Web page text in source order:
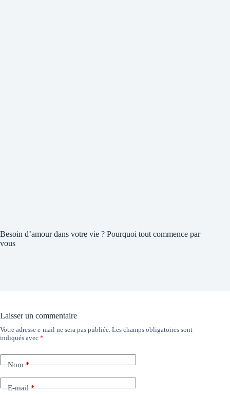
Besoin d’amour dans votre vie ? Pourquoi tout commence par
vous
Laisser un commentaire
Votre adresse e-mail ne sera pas publiée. Les champs obligatoires sont
indiqués avec *
Nom*
E-mail*